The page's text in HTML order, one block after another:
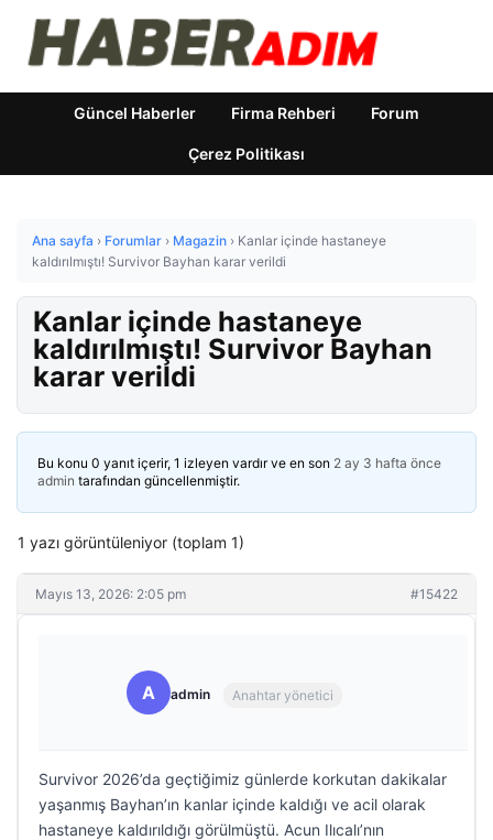
Güncel Haberler Firma Rehberi Forum
Çerez Politikası
Ana sayfa › Forumlar › Magazin › Kanlar içinde hastaneye
kaldırılmıştı! Survivor Bayhan karar verildi
Kanlar içinde hastaneye
kaldırılmıştı! Survivor Bayhan
karar verildi
Bu konu 0 yanıt içerir, 1 izleyen vardır ve en son 2 ay 3 hafta önce
admin tarafından güncellenmiştir.
1 yazı görüntüleniyor (toplam 1)
Mayıs 13, 2026: 2:05 pm #15422
A admin Anahtar yönetici
Survivor 2026’da geçtiğimiz günlerde korkutan dakikalar
yaşanmış Bayhan’ın kanlar içinde kaldığı ve acil olarak
hastaneye kaldırıldığı görülmüştü. Acun Ilıcalı’nın